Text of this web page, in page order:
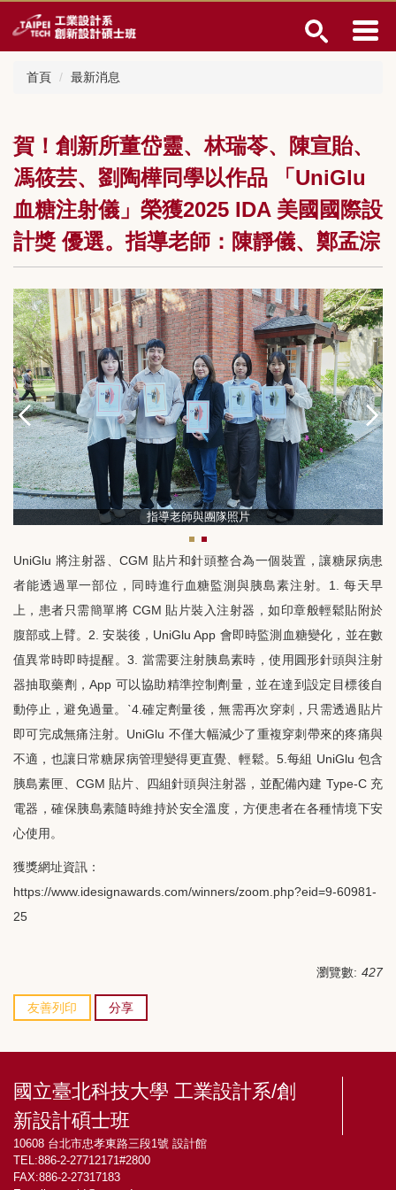
到
主
首頁 最新消息
賀！創新所董岱靈、林瑞苓、陳宣貽、
馮筱芸、劉陶樺同學以作品 「UniGlu
血糖注射儀」榮獲2025 IDA 美國國際設
計獎 優選。指導老師：陳靜儀、鄭孟淙
指導老師與團隊照片
UniGlu 將注射器、 CGM 貼片和針頭整合為一個裝置，讓糖尿病患
者能透過單一部位，同時進行血糖監測與胰島素注射。 1.每天早
上，患者只需簡單將 CGM 貼片裝入注射器，如印章般輕鬆貼附於
腹部或上臂。 2.安裝後， UniGlu App 會即時監測血糖變化，並在數
值異常時即時提醒。3. 當需要注射胰島素時，使用圓形針頭與注射
器抽取藥劑，App 可以協助精準控制劑量，並在達到設定目標後自
動停止，避免過量。 ˋ4.確定劑量後，無需再次穿刺，只需透過貼片
即可完成無痛注射。 UniGlu 不僅大幅減少了重複穿刺帶來的疼痛與
不適，也讓日常糖尿病管理變得更直覺、輕鬆。 5. 每組 UniGlu 包含
胰島素匣、 CGM 貼片、四組針頭與注射器，並配備內建 Type-C 充
電器，確保胰島素隨時維持於安全溫度，方便患者在各種情境下安
心使用。
獲獎網址資訊：
https://www.idesignawards.com/winners/zoom.php?eid=9-60981-
25
瀏覽數: 427
友善列印 分享
國立臺北科技大學 工業設計系/創
新設計碩士班
10608 台北市忠孝東路三段1號 設計館
TEL:886-2-27712171#2800
FAX:886-2-27317183